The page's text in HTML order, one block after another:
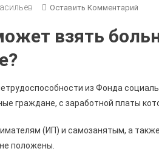
Оставить Комментарий
О
По
•
взять
из Фонда
граждане, с заработной платы
(ИП) и самозанятым, а
положены.